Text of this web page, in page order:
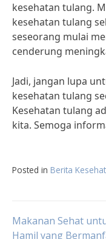
kesehatan tulang.
kesehatan tulang
seseorang mulai
cenderung
Jadi, jangan lupa
kesehatan tulang
Kesehatan tulang
kita. Semoga
Posted in Berita
Post
Makanan Sehat
Hamil yang